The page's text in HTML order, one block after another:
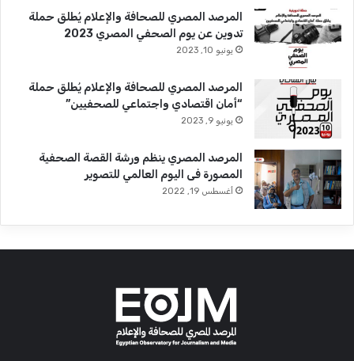
المرصد المصري للصحافة والإعلام يُطلق حملة
تدوين عن يوم الصحفي المصري 2023
يونيو 10, 2023
المرصد المصري للصحافة والإعلام يُطلق حملة
“أمان اقتصادي واجتماعي للصحفيين”
يونيو 9, 2023
المرصد المصري ينظم ورشة القصة الصحفية
المصورة فى اليوم العالمي للتصوير
أغسطس 19, 2022